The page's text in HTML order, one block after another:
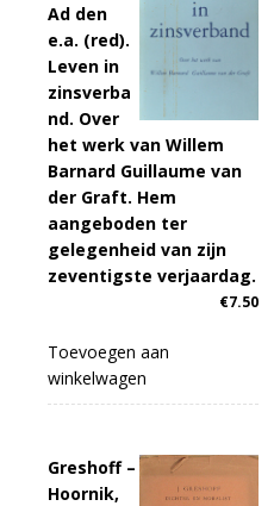
Ad den
e.a. (red).
Leven in
zinsverba
nd. Over
het werk van Willem
Barnard Guillaume van
der Graft. Hem
aangeboden ter
gelegenheid van zijn
zeventigste verjaardag.
€7.50
Toevoegen aan
winkelwagen
Greshoff –
Hoornik,